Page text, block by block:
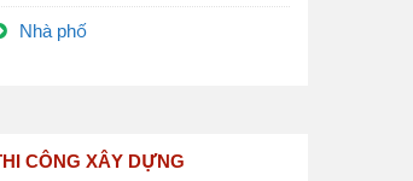
Nhà phố
CÔNG XÂY DỰNG